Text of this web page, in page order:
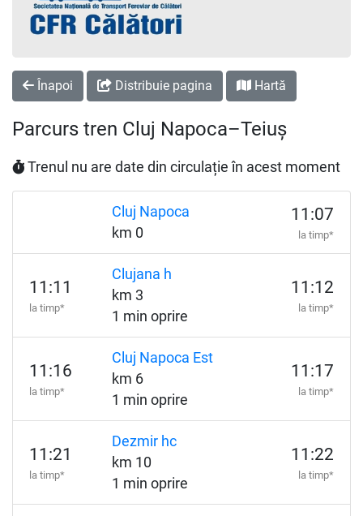
Înapoi Distribuie pagina Hartă
Parcurs tren Cluj Napoca–Teiuș
Trenul nu are date din circulație în acest moment
Cluj Napoca
km 0
11:07
la timp*
11:11
la timp*
Clujana h
km 3
1 min oprire
11:12
la timp*
11:16
la timp*
Cluj Napoca Est
km 6
1 min oprire
11:17
la timp*
11:21
la timp*
Dezmir hc
km 10
1 min oprire
11:22
la timp*